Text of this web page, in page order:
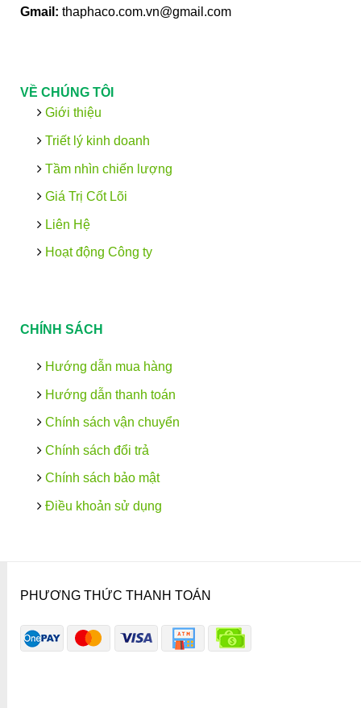
Gmail: thaphaco.com.vn@gmail.com
VỀ CHÚNG TÔI
Giới thiệu
Triết lý kinh doanh
Tầm nhìn chiến lượng
Giá Trị Cốt Lõi
Liên Hệ
Hoạt động Công ty
CHÍNH SÁCH
Hướng dẫn mua hàng
Hướng dẫn thanh toán
Chính sách vận chuyển
Chính sách đổi trả
Chính sách bảo mật
Điều khoản sử dụng
PHƯƠNG THỨC THANH TOÁN